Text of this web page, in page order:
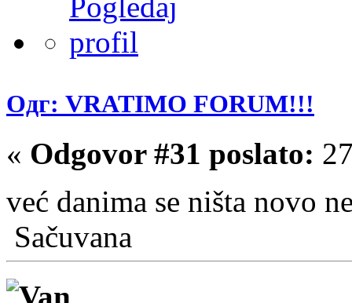
Одг: VRATIMO FORUM!!!
« Odgovor #31 poslato:
već danima se ništa novo
Sačuvana